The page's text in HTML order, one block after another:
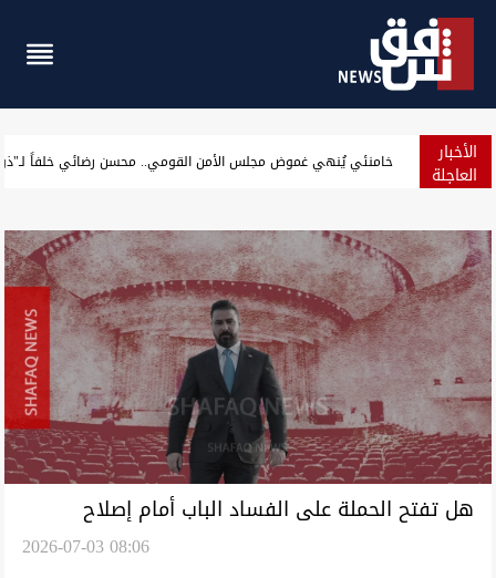
الأخبار
العاجلة خامنئي يُنهي غموض مجلس الأمن القومي.. محسن رضائي خلفاً
هل تفتح الحملة على الفساد الباب أمام إصلاح
2026-07-03 08:06